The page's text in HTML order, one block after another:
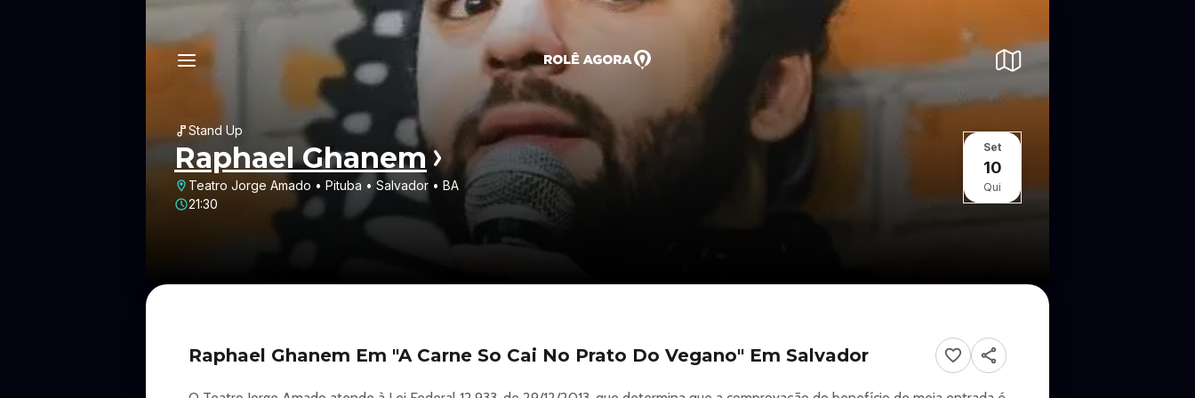
Stand Up
Raphael Ghanem
Teatro Jorge Amado • Pituba • Salvador • BA
21:30
Set
10
Qui
Raphael Ghanem Em "A Carne So Cai No Prato Do Vegano" Em Salvador